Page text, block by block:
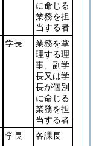
に命じる
業務を担
当する者
学長
業務を掌
理する理
事、副学
長又は学
長が個別
に命じる
業務を担
当する者
学長 各課長